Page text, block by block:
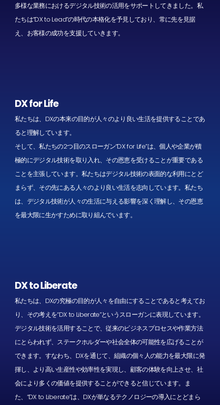
多様な業務におけるデジタル技術の活用をサポートしてきました。私
たちは“DX to Lead”の時代の本格化を予見しており、常に先を見据
え、お客様の成功を支援していきます。
DX for Life
私たちは、DXの本来の目的が人々のより良い生活を提供することであ
ると理解しています。
そして、私たちの2つ目のスローガン“DX for Life”は、個人や企業が積
極的にデジタル技術を取り入れ、その恩恵を受けることが重要である
ことを主張しています。私たちはデジタル技術の表面的な利用にとど
まらず、その先にある人々のより良い生活を志向しています。私たち
は、デジタル技術が人々の生活に与える影響を深く理解し、その恩恵
を最大限に生かすために取り組んでいます。
DX to Liberate
私たちは、DXの究極の目的が人々を自由にすることであると考えてお
り、その考えを“DX to Liberate”というスローガンに表現しています。
デジタル技術を活用することで、従来のビジネスプロセスや作業方法
にとらわれず、ステークホルダーや社会全体の可能性を広げることが
できます。すなわち、DXを通じて、組織の個々人の能力を最大限に発
揮し、より高い生産性や効率性を実現し、顧客の体験を向上させ、社
会により多くの価値を提供することができると信じています。ま
た、“DX to Liberate”は、DXが単なるテクノロジーの導入にとどまら